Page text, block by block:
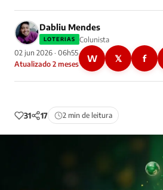
Dabliu Mendes
LOTERIAS
Colunista
02 jun 2026 · 06h55
Atualizado 2 meses
W 𝕏 f
31 17 2 min de leitura